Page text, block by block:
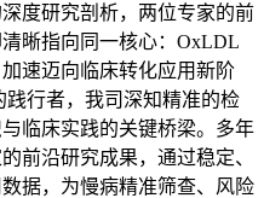
度研究剖析，两位专家的前
晰指向同一核心：OxLDL
速迈向临床转化应用新阶
行者，我司深知精准的检
临床实践的关键桥梁。多年
前沿研究成果，通过稳定、
据，为慢病精准筛查、风险